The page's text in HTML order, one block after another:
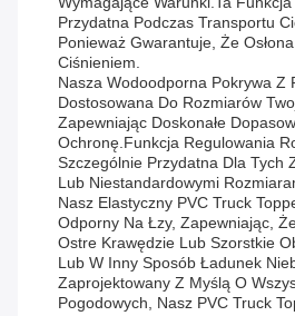
Przydatna Podczas Transportu
Ponieważ Gwarantuje, Że
Ciśnieniem.
Nasza Wodoodporna Pokrywa Z
Dostosowana Do Rozmiarów
Zapewniając Doskonałe
Ochronę.Funkcja Regulowania
Szczególnie Przydatna Dla Tych
Lub Niestandardowymi
Nasz Elastyczny PVC Truck
Odporny Na Łzy, Zapewniając,
Ostre Krawędzie Lub Szorstkie
Lub W Inny Sposób Ładunek
Zaprojektowany Z Myślą O
Pogodowych, Nasz PVC Truck